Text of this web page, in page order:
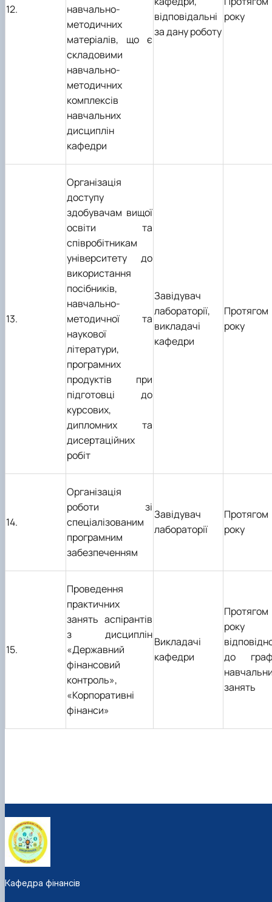
12.
навчально-
методичних
матеріалів, що є
складовими
навчально-
методичних
комплексів
навчальних
дисциплін
кафедри
відповідальні
за дану роботу
року
13.
Організація
доступу
здобувачам вищої
освіти та
співробітникам
університету до
використання
посібників,
навчально-
методичної та
наукової
літератури,
програмних
продуктів при
підготовці до
курсових,
дипломних та
дисертаційних
робіт
Завідувач
лабораторії,
викладачі
кафедри
Протягом
року
14.
Організація
роботи зі
спеціалізованим
програмним
забезпеченням
Завідувач
лабораторії
Протягом
року
15.
Проведення
практичних
занять аспірантів
з дисциплін
«Державний
фінансовий
контроль»,
«Корпоративні
фінанси»
Викладачі
кафедри
Протягом
року
до
занять
Кафедра фінансів